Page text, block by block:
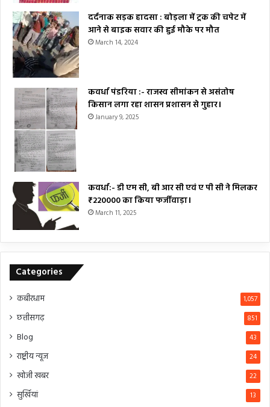
दर्दनाक सड़क हादसा : बोड़ला में ट्रक की चपेट में
आने से बाइक सवार की हुई मौके पर मौत
March 14, 2024
कवर्धा पंडरिया :- राजस्व सीमांकन से असंतोष
किसान लगा रहा शासन प्रशासन से गुहार।
January 9, 2025
कवर्धा:- डी एम सी, बी आर सी एवं ए पी सी ने मिलकर
₹220000 का किया फर्जीवाड़ा।
March 11, 2025
Categories
कबीरधाम 1,057
छत्तीसगढ़ 851
Blog 43
राष्ट्रीय न्यूज 24
खोजी खबर 22
सुर्खियां 13